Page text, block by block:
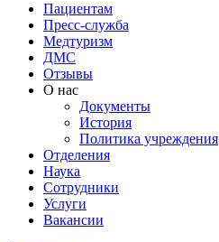
Пациентам
Пресс-служба
Медтуризм
ДМС
Отзывы
О нас
Документы
История
Политика учреждения
Отделения
Наука
Сотрудники
Услуги
Вакансии